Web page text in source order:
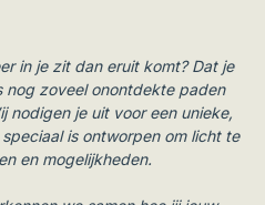
in je zit dan eruit komt? Dat je
nog zoveel onontdekte paden
nodigen je uit voor een unieke,
is ontworpen om licht te
en mogelijkheden.